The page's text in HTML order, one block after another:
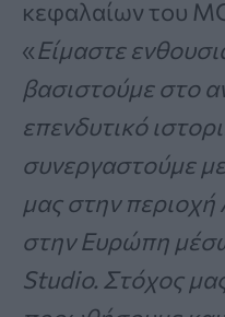
κεφαλαίων του
«Είμαστε
βασιστούμε στο
επενδυτικό
συνεργαστούμε
μας στην περιοχή
στην Ευρώπη
Studio. Στόχος μας